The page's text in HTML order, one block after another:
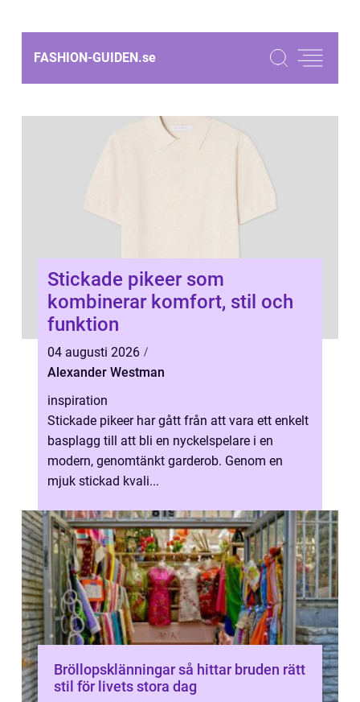
FASHION-GUIDEN.se
Stickade pikeer som
kombinerar komfort, stil och
funktion
04 augusti 2026
Alexander Westman
inspiration
Stickade pikeer har gått från att vara ett enkelt
basplagg till att bli en nyckelspelare i en
modern, genomtänkt garderob. Genom en
mjuk stickad kvali...
Bröllopsklänningar så hittar bruden rätt
stil för livets stora dag